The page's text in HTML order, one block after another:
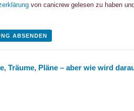
von canicrew gelesen zu haben
Träume, Pläne – aber wie wird